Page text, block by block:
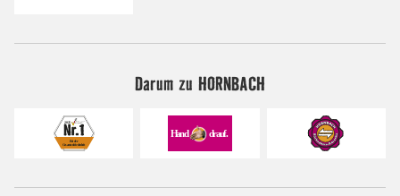
Darum zu HORNBACH